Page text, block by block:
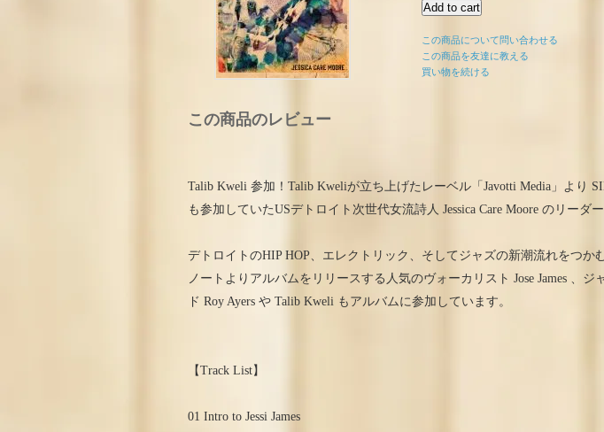
この商品について問い合わせる
この商品を友達に教える
買い物を続ける
この商品のレビュー
Talib Kweli 参加！Talib Kweliが立ち上げたレーベル「Javotti Media」より
も参加していたUSデトロイト次世代女流詩人 Jessica Care Moore のリーダ
デトロイトのHIP HOP、エレクトリック、そしてジャズの新潮流れをつか
ノートよりアルバムをリリースする人気のヴォーカリスト Jose James 、ジ
ド Roy Ayers や Talib Kweli もアルバムに参加しています。
【Track List】
01 Intro to Jessi James